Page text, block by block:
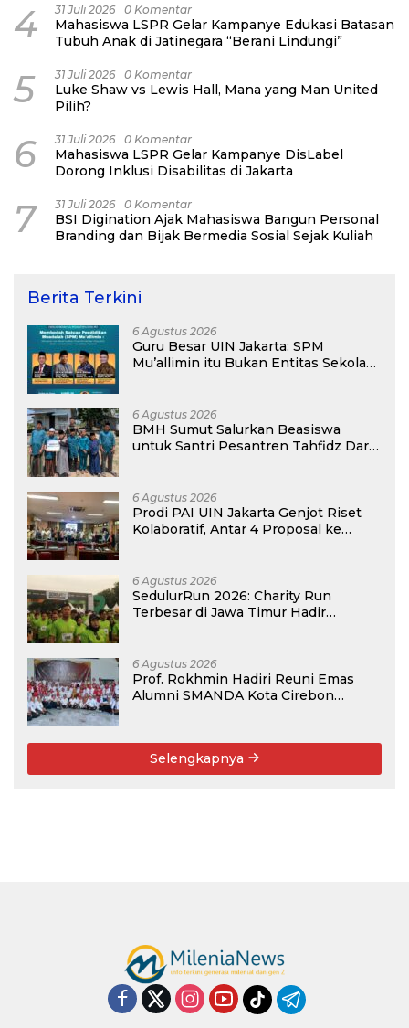
4 31 Juli 2026 0 Komentar
Mahasiswa LSPR Gelar Kampanye Edukasi Batasan
Tubuh Anak di Jatinegara “Berani Lindungi”
5 31 Juli 2026 0 Komentar
Luke Shaw vs Lewis Hall, Mana yang Man United
Pilih?
6 31 Juli 2026 0 Komentar
Mahasiswa LSPR Gelar Kampanye DisLabel
Dorong Inklusi Disabilitas di Jakarta
7 31 Juli 2026 0 Komentar
BSI Digination Ajak Mahasiswa Bangun Personal
Branding dan Bijak Bermedia Sosial Sejak Kuliah
Berita Terkini
6 Agustus 2026
Guru Besar UIN Jakarta: SPM
Mu’allimin itu Bukan Entitas Sekolah
6 Agustus 2026
BMH Sumut Salurkan Beasiswa
untuk Santri Pesantren Tahfidz Darul
6 Agustus 2026
Prodi PAI UIN Jakarta Genjot Riset
Kolaboratif, Antar 4 Proposal ke
6 Agustus 2026
SedulurRun 2026: Charity Run
Terbesar di Jawa Timur Hadir
Guru Honorer
6 Agustus 2026
Prof. Rokhmin Hadiri Reuni Emas
Alumni SMANDA Kota Cirebon
Selengkapnya